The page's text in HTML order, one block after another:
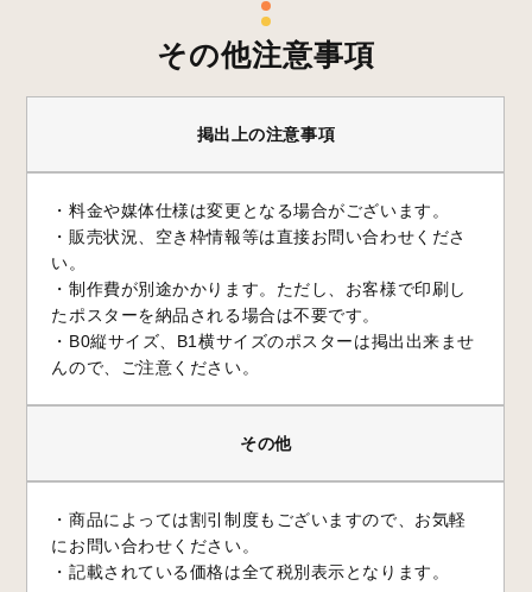
その他注意事項
掲出上の注意事項
・料金や媒体仕様は変更となる場合がございます。
・販売状況、空き枠情報等は直接お問い合わせくださ
い。
・制作費が別途かかります。ただし、お客様で印刷し
たポスターを納品される場合は不要です。
・B0縦サイズ、B1横サイズのポスターは掲出出来ませ
んので、ご注意ください。
その他
・商品によっては割引制度もございますので、お気軽
にお問い合わせください。
・記載されている価格は全て税別表示となります。